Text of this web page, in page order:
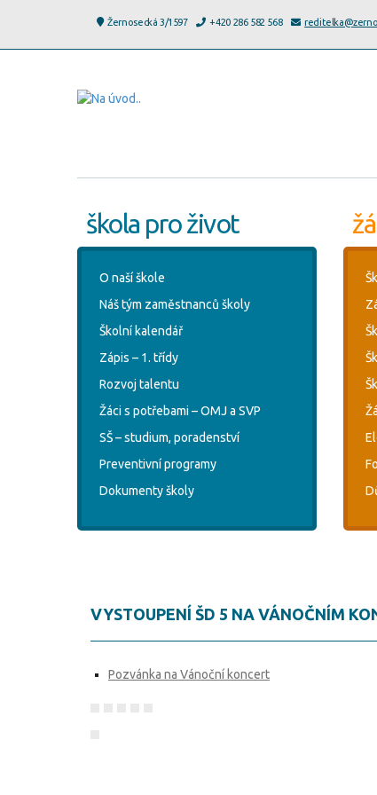
Žernosecká 3/1597 +420 286 582 568
škola pro život
O naší škole
Náš tým zaměstnanců školy
Školní kalendář
Zápis – 1. třídy
Rozvoj talentu
Žáci s potřebami – OMJ a SVP
SŠ – studium, poradenství
Preventivní programy
Dokumenty školy
VYSTOUPENÍ ŠD 5 NA VÁNOČNÍM
Pozvánka na Vánoční koncert